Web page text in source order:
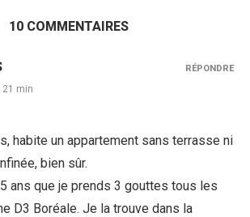
10 COMMENTAIRES
21 min
habite un appartement sans terrasse ni
bien sûr.
ans que je prends 3 gouttes tous les
D3 Boréale. Je la trouve dans la
RÉPONDRE